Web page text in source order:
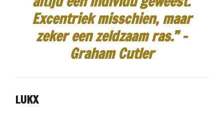
Excentriek misschien, maar
zeker een zeldzaam ras.” -
Graham Cutler
LUKX